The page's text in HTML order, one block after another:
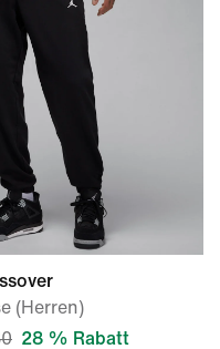
(Herren)
28 % Rabatt